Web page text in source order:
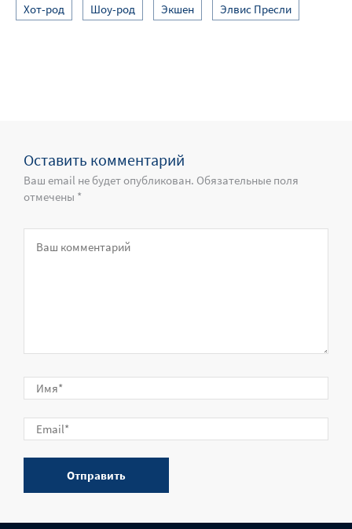
Хот-род Шоу-род Экшен Элвис Пресли
Оставить комментарий
Ваш email не будет опубликован. Обязательные поля
отмечены *